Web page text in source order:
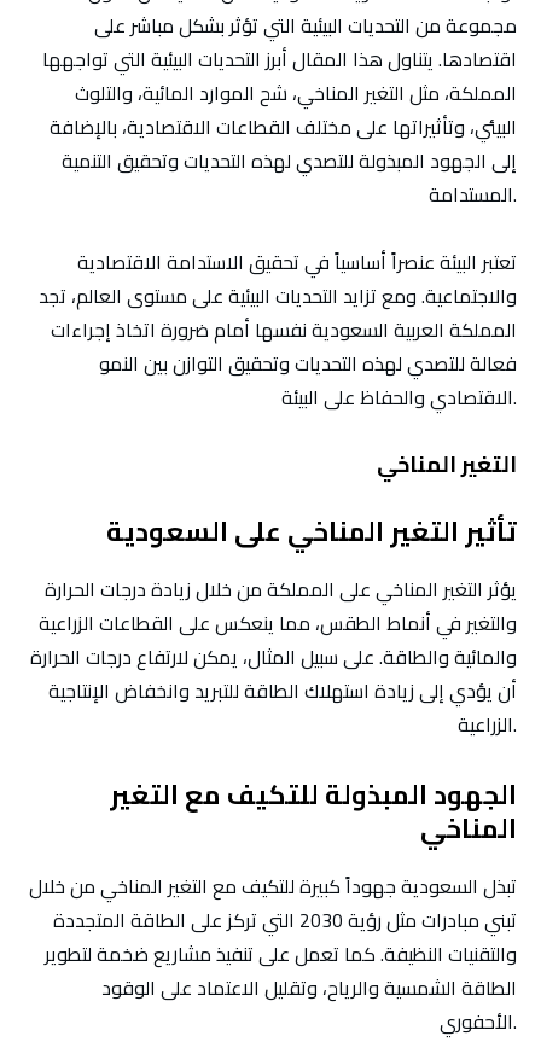
مجموعة من التحديات البيئية التي تؤثر بشكل مباشر على
اقتصادها. يتناول هذا المقال أبرز التحديات البيئية التي تواجهها
المملكة، مثل التغير المناخي، شح الموارد المائية، والتلوث
البيئي، وتأثيراتها على مختلف القطاعات الاقتصادية، بالإضافة
إلى الجهود المبذولة للتصدي لهذه التحديات وتحقيق التنمية
المستدامة.
تعتبر البيئة عنصراً أساسياً في تحقيق الاستدامة الاقتصادية
والاجتماعية. ومع تزايد التحديات البيئية على مستوى العالم، تجد
المملكة العربية السعودية نفسها أمام ضرورة اتخاذ إجراءات
فعالة للتصدي لهذه التحديات وتحقيق التوازن بين النمو
الاقتصادي والحفاظ على البيئة.
التغير المناخي
تأثير التغير المناخي على السعودية
يؤثر التغير المناخي على المملكة من خلال زيادة درجات الحرارة
والتغير في أنماط الطقس، مما ينعكس على القطاعات الزراعية
والمائية والطاقة. على سبيل المثال، يمكن لارتفاع درجات الحرارة
أن يؤدي إلى زيادة استهلاك الطاقة للتبريد وانخفاض الإنتاجية
الزراعية.
الجهود المبذولة للتكيف مع التغير
المناخي
تبذل السعودية جهوداً كبيرة للتكيف مع التغير المناخي من خلال
تبني مبادرات مثل رؤية 2030 التي تركز على الطاقة المتجددة
والتقنيات النظيفة. كما تعمل على تنفيذ مشاريع ضخمة لتطوير
الطاقة الشمسية والرياح، وتقليل الاعتماد على الوقود
الأحفوري.